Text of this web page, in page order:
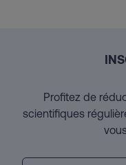
Profitez de
scientifiques